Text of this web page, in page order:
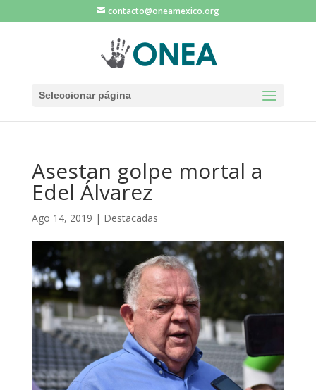
contacto@oneamexico.org
Seleccionar página
Asestan golpe mortal a
Edel Álvarez
Ago 14, 2019 | Destacadas